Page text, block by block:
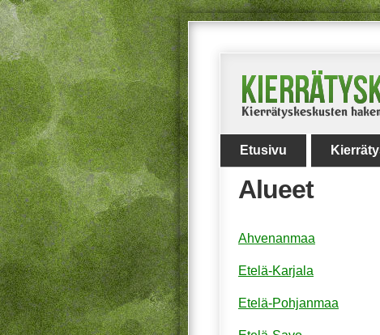
Etusivu
Alueet
Ahvenanmaa
Etelä-Karjala
Etelä-Pohjanmaa